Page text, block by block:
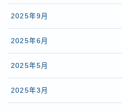
2025年9月
2025年6月
2025年5月
2025年3月